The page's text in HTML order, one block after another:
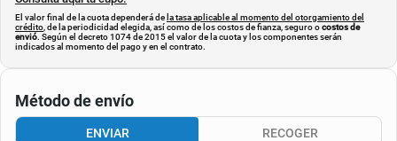
El valor final de la cuota dependerá de la tasa aplicable al momento del otorgamiento del
crédito , de la periodicidad elegida, así como de los costos de fianza, seguro ocostos de
envió. Según el decreto 1074 de 2015 el valor de la cuota y los componentes serán
indicados al momento del pago y en el contrato.
Método de envío
ENVIAR RECOGER